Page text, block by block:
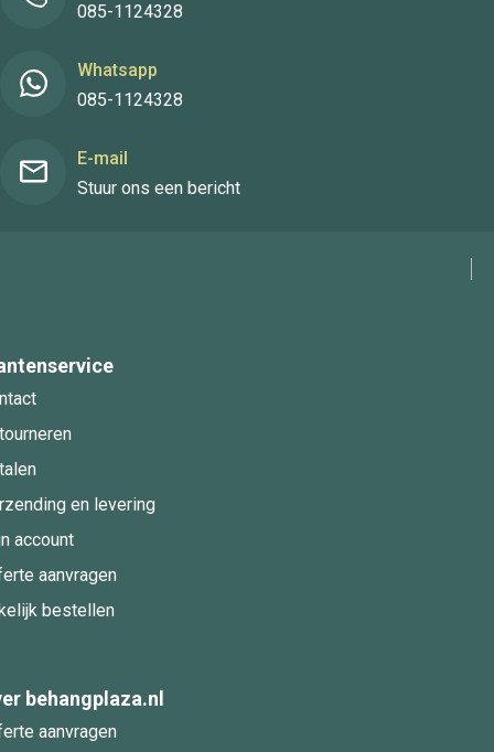
085-1124328
Whatsapp
085-1124328
E-mail
Stuur ons een bericht
en levering
account
aanvragen
bestellen
behangplaza.nl
aanvragen